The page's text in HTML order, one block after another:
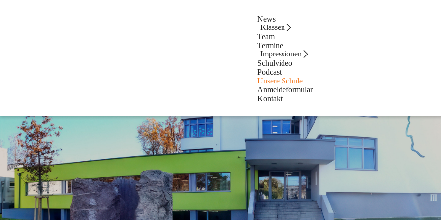
News
Klassen
Team
Termine
Impressionen
Schulvideo
Podcast
Unsere Schule
Anmeldeformular
Kontakt